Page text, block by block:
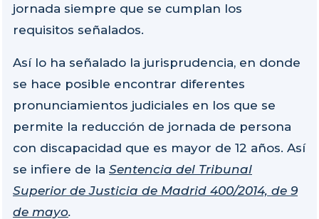
jornada siempre que se cumplan los
requisitos señalados.
Así lo ha señalado la jurisprudencia, en donde
se hace posible encontrar diferentes
pronunciamientos judiciales en los que se
permite la reducción de jornada de persona
con discapacidad que es mayor de 12 años. Así
se infiere de la Sentencia del Tribunal
Superior de Justicia de Madrid 400/2014, de 9
de mayo.